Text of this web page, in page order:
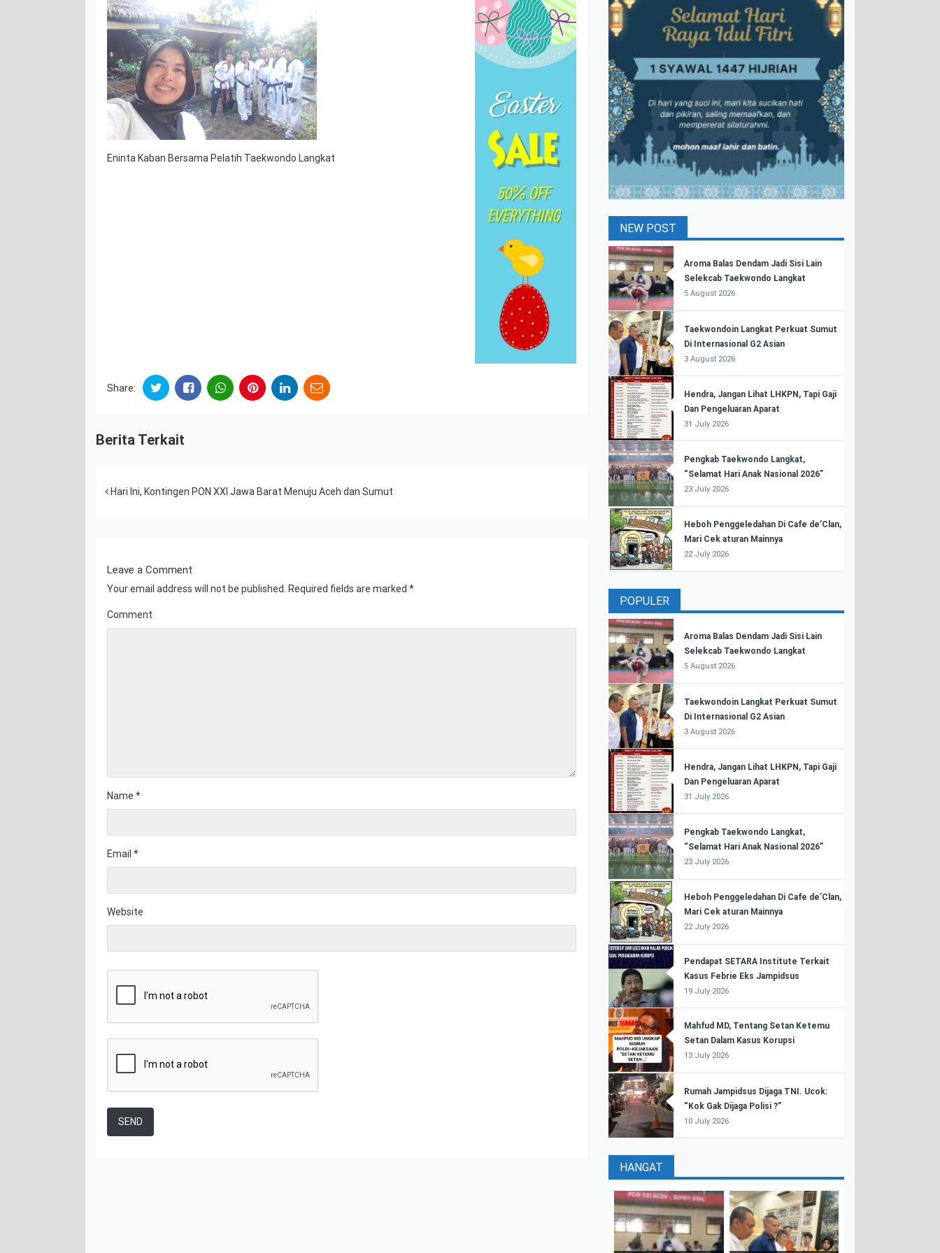
Eninta Kaban Bersama Pelatih Taekwondo Langkat
Share:
Berita Terkait
Post navigation
Hari Ini, Kontingen PON XXI Jawa Barat Menuju Aceh dan Sumut
Leave a Comment
Your email address will not be published. Required fields are marked *
Comment
Name *
Email *
Website
NEW POST
Aroma Balas Dendam Jadi Sisi Lain
Selekcab Taekwondo Langkat
5 August 2026
Taekwondoin Langkat Perkuat Sumut
Di Internasional G2 Asian
3 August 2026
Hendra, Jangan Lihat LHKPN, Tapi Gaji
Dan Pengeluaran Aparat
31 July 2026
Pengkab Taekwondo Langkat,
“Selamat Hari Anak Nasional 2026”
23 July 2026
Heboh Penggeledahan Di Cafe de’Clan,
Mari Cek aturan Mainnya
22 July 2026
POPULER
Aroma Balas Dendam Jadi Sisi Lain
Selekcab Taekwondo Langkat
5 August 2026
Taekwondoin Langkat Perkuat Sumut
Di Internasional G2 Asian
3 August 2026
Hendra, Jangan Lihat LHKPN, Tapi Gaji
Dan Pengeluaran Aparat
31 July 2026
Pengkab Taekwondo Langkat,
“Selamat Hari Anak Nasional 2026”
23 July 2026
Heboh Penggeledahan Di Cafe de’Clan,
Mari Cek aturan Mainnya
22 July 2026
Pendapat SETARA Institute Terkait
Kasus Febrie Eks Jampidsus
19 July 2026
Mahfud MD, Tentang Setan Ketemu
Setan Dalam Kasus Korupsi
13 July 2026
Rumah Jampidsus Dijaga TNI. Ucok:
“Kok Gak Dijaga Polisi ?”
10 July 2026
HANGAT